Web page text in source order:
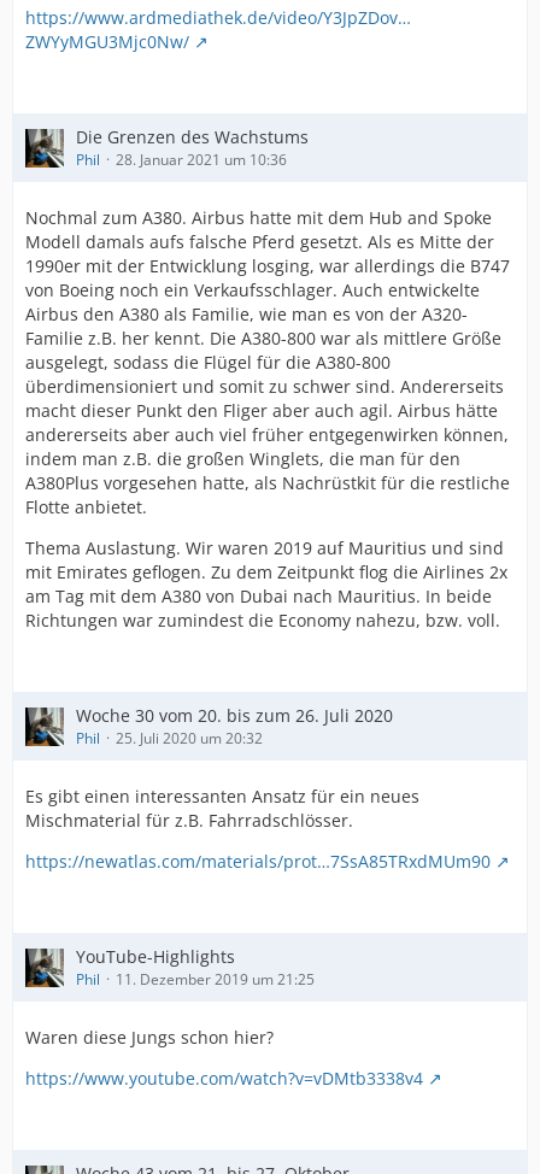
https://www.ardmediathek.de/video/Y3JpZDov…
ZWYyMGU3Mjc0Nw/
Die Grenzen des Wachstums
Phil 28. Januar 2021 um 10:36
Nochmal zum A380. Airbus hatte mit dem Hub and Spoke
Modell damals aufs falsche Pferd gesetzt. Als es Mitte der
1990er mit der Entwicklung losging, war allerdings die B747
von Boeing noch ein Verkaufsschlager. Auch entwickelte
Airbus den A380 als Familie, wie man es von der A320-
Familie z.B. her kennt. Die A380-800 war als mittlere Größe
ausgelegt, sodass die Flügel für die A380-800
überdimensioniert und somit zu schwer sind. Andererseits
macht dieser Punkt den Fliger aber auch agil. Airbus hätte
andererseits aber auch viel früher entgegenwirken können,
indem man z.B. die großen Winglets, die man für den
A380Plus vorgesehen hatte, als Nachrüstkit für die restliche
Flotte anbietet.
Thema Auslastung. Wir waren 2019 auf Mauritius und sind
mit Emirates geflogen. Zu dem Zeitpunkt flog die Airlines 2x
am Tag mit dem A380 von Dubai nach Mauritius. In beide
Richtungen war zumindest die Economy nahezu, bzw. voll.
Woche 30 vom 20. bis zum 26. Juli 2020
Phil 25. Juli 2020 um 20:32
Es gibt einen interessanten Ansatz für ein neues
Mischmaterial für z.B. Fahrradschlösser.
https://newatlas.com/materials/prot…7SsA85TRxdMUm90
YouTube-Highlights
Phil 11. Dezember 2019 um 21:25
Waren diese Jungs schon hier?
https://www.youtube.com/watch?v=vDMtb3338v4